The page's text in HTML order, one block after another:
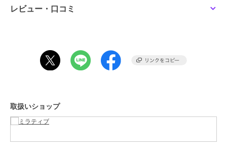
レビュー・口コミ
取扱いショップ